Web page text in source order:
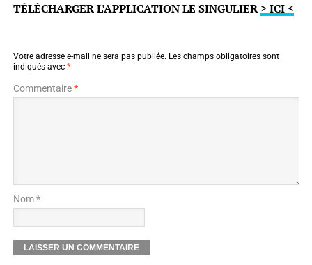
TÉLÉCHARGER L’APPLICATION LE SINGULIER > ICI <
Votre adresse e-mail ne sera pas publiée. Les champs obligatoires sont
indiqués avec *
Commentaire*
Nom *